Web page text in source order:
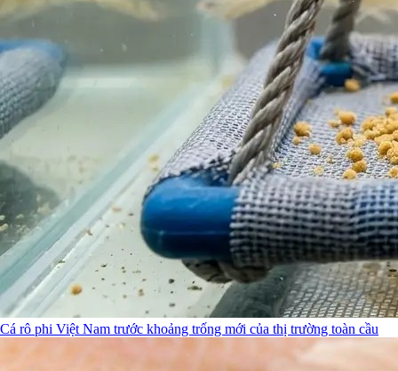
Cá rô phi Việt Nam trước khoảng trống mới của thị trường toàn cầu